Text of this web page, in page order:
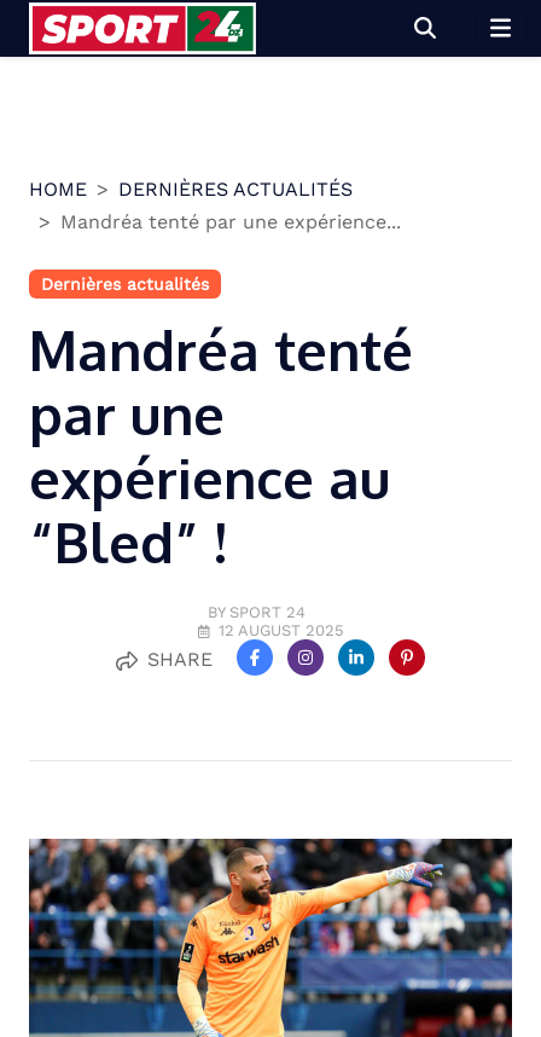
HOME
DERNIÈRES ACTUALITÉS
Mandréa tenté par une expérience...
Dernières actualités
Mandréa tenté
par une
expérience au
“Bled” !
BY SPORT 24
12 AUGUST 2025
SHARE